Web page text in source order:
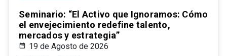
Seminario: “El Activo que Ignoramos: Cómo
el envejecimiento redefine talento,
mercados y estrategia”
19 de Agosto de 2026